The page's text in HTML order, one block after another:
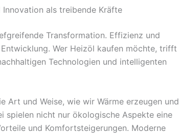
als treibende Kräfte
Transformation. Effizienz und
Wer Heizöl kaufen möchte, trifft
Technologien und intelligenten
Art und Weise, wie wir Wärme erzeugen und
spielen nicht nur ökologische Aspekte eine
und Komfortsteigerungen. Moderne